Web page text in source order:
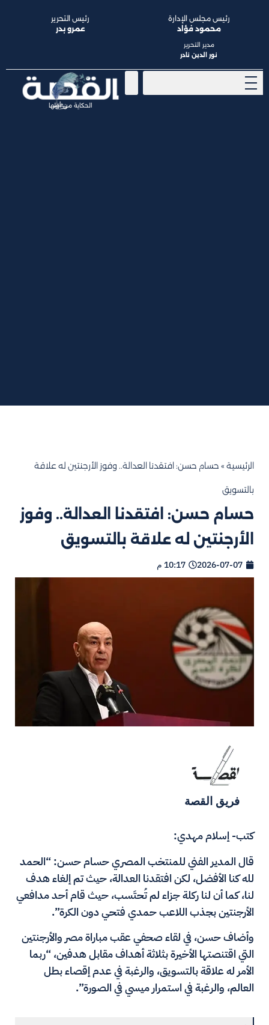
الحكاية من أولها
رئيس مجلس الإدارة
محمود فؤاد
مدير التحرير
نور الدين نادر
رئيس التحرير
عمرو بدر
الرئيسية » حسام حسن: افتقدنا العدالة.. وفوز الأرجنتين له علاقة
بالتسويق
حسام حسن: افتقدنا العدالة.. وفوز
الأرجنتين له علاقة بالتسويق
2026-07-07 10:17 م
فريق القصة
كتب- إسلام مهدي:
قال المدير الفني للمنتخب المصري حسام حسن: “الحمد
لله كنا الأفضل، لكن افتقدنا العدالة، حيث تم إلغاء هدف
لنا، كما أن لنا ركلة جزاء لم تُحتَسب، حيث قام أحد مدافعي
الأرجنتين بجذب اللاعب حمدي فتحي دون الكرة”.
وأضاف حسن، في لقاء صحفي عقب مباراة مصر والأرجنتين
التي اقتنصتها الأخيرة بثلاثة أهداف مقابل هدفين، “ربما
الأمر له علاقة بالتسويق، والرغبة في عدم إقصاء بطل
العالم، والرغبة في استمرار ميسي في الصورة”.